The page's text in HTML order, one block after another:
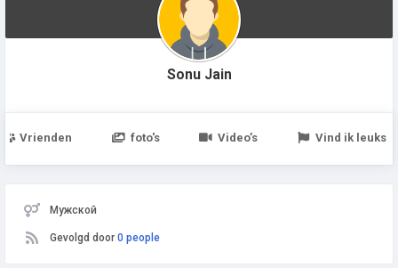
Sonu Jain
Vrienden foto's Video’s Vind ik leuks
Мужской
Gevolgd door 0 people